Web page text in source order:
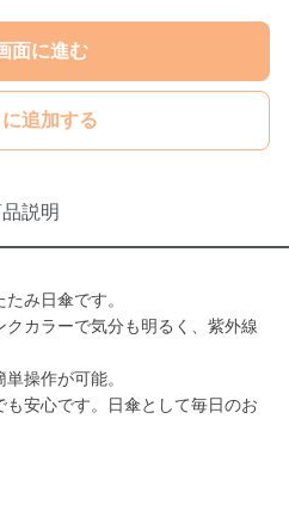
面に進む
追加する
説明
み日傘です。
カラーで気分も明るく、紫外線
操作が可能。
安心です。日傘として毎日のお